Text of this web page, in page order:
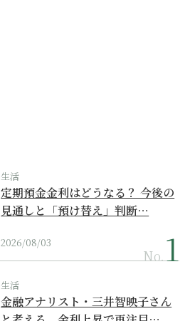
生活
定期預金金利はどうなる？ 今後の
見通しと「預け替え」判断…
2026/08/03
No.
生活
金融アナリスト・三井智映子さん